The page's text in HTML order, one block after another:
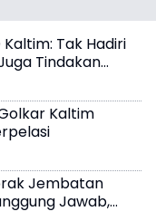
Kaltim: Tak Hadiri
Tindakan
Kaltim
Jembatan
Jawab,